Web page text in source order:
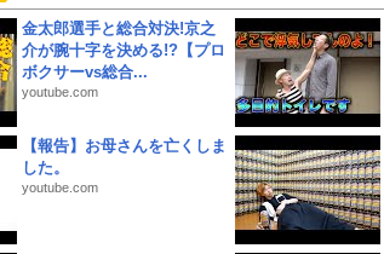
金太郎選手と総合対決!京之
介が腕十字を決める!?【プロ
ボクサーvs総合...
youtube.com
【報告】お母さんを亡くしま
した。
youtube.com